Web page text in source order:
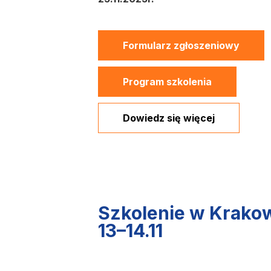
Formularz zgłoszeniowy
Program szkolenia
Dowiedz się więcej
Szkolenie w
13–14.11